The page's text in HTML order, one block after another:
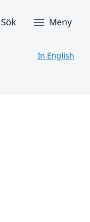
Sök Meny
In English